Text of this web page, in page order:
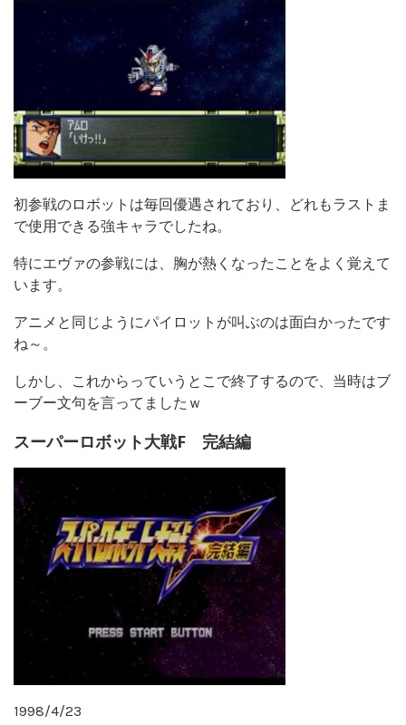
初参戦のロボットは毎回優遇されており、どれもラストま
で使用できる強キャラでしたね。
特にエヴァの参戦には、胸が熱くなったことをよく覚えて
います。
アニメと同じようにパイロットが叫ぶのは面白かったです
ね～。
しかし、これからっていうとこで終了するので、当時はブ
ーブー文句を言ってましたｗ
スーパーロボット大戦F 完結編
1998/4/23